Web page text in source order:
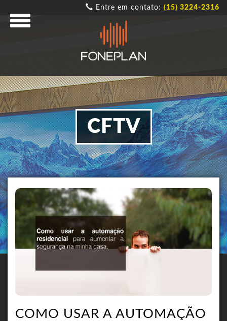
Entre em contato: (15) 3224-2316
CFTV
COMO USAR A AUTOMAÇÃO